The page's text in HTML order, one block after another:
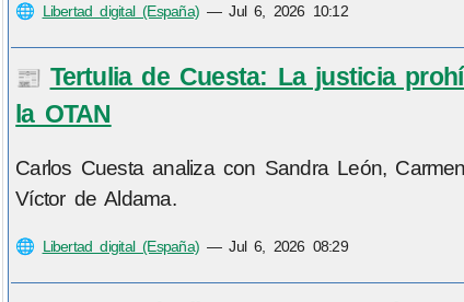
🌐 Libertad digital (España) —Jul 6, 2026 10:12
📰 Tertulia de Cuesta: La justicia
la OTAN
Carlos Cuesta analiza con Sandra León,
Víctor de Aldama.
🌐 Libertad digital (España) —Jul 6, 2026 08:29